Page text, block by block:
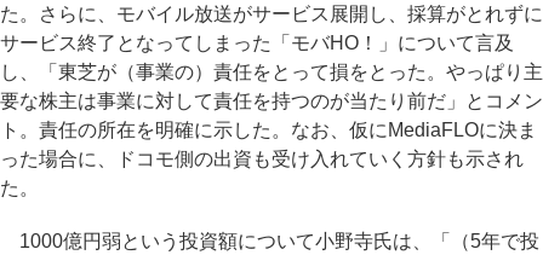
た。さらに、モバイル放送がサービス展開し、採算がとれずに
サービス終了となってしまった「モバHO！」について言及
し、「東芝が（事業の）責任をとって損をとった。やっぱり主
要な株主は事業に対して責任を持つのが当たり前だ」とコメン
ト。責任の所在を明確に示した。なお、仮にMediaFLOに決ま
った場合に、ドコモ側の出資も受け入れていく方針も示され
た。
1000億円弱という投資額について小野寺氏は、「（5年で投